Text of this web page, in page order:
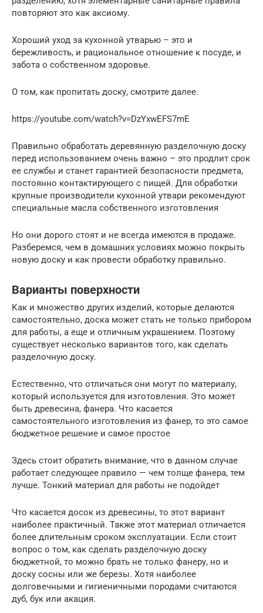
повторяют это как аксиому.
Хороший уход за кухонной утварью – это и
бережливость, и рациональное отношение к посуде, и
забота о собственном здоровье.
О том, как пропитать доску, смотрите далее.
https://youtube.com/watch?v=DzYxwEFS7mE
Правильно обработать деревянную разделочную доску
перед использованием очень важно – это продлит срок
ее службы и станет гарантией безопасности предмета,
постоянно контактирующего с пищей. Для обработки
крупные производители кухонной утвари рекомендуют
специальные масла собственного изготовления
Но они дорого стоят и не всегда имеются в продаже.
Разберемся, чем в домашних условиях можно покрыть
новую доску и как провести обработку правильно.
Варианты поверхности
Как и множество других изделий, которые делаются
самостоятельно, доска может стать не только прибором
для работы, а еще и отличным украшением. Поэтому
существует несколько вариантов того, как сделать
разделочную доску.
Естественно, что отличаться они могут по материалу,
который используется для изготовления. Это может
быть древесина, фанера. Что касается
самостоятельного изготовления из фанер, то это самое
бюджетное решение и самое простое
Здесь стоит обратить внимание, что в данном случае
работает следующее правило — чем толще фанера, тем
лучше. Тонкий материал для работы не подойдет
Что касается досок из древесины, то этот вариант
наиболее практичный. Также этот материал отличается
более длительным сроком эксплуатации. Если стоит
вопрос о том, как сделать разделочную доску
бюджетной, то можно брать не только фанеру, но и
доску сосны или же березы. Хотя наиболее
долговечными и гигиеничными породами считаются
дуб, бук или акация.